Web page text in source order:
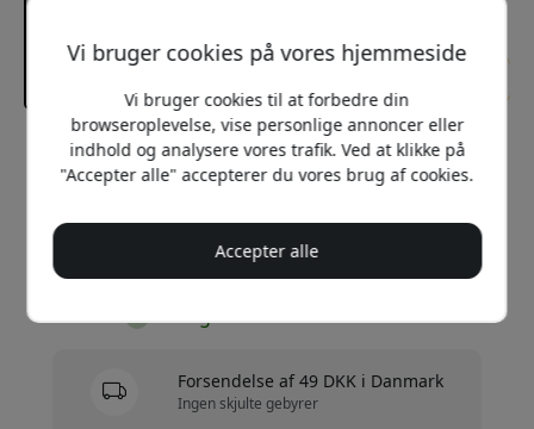
Anbefalet pris
119 DKK
Køb nu
Forsendelse af 49 DKK i Danmark
Ingen skjulte gebyrer
Vi bruger cookies på vores hjemmeside
Vi bruger cookies til at forbedre din
browseroplevelse, vise personlige annoncer eller
indhold og analysere vores trafik. Ved at klikke på
"Accepter alle" accepterer du vores brug af cookies.
Accepter alle